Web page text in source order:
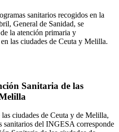
sanitarios recogidos en la
General de Sanidad, se
la atención primaria y
las ciudades de Ceuta y Melilla.
Sanitaria de las
ciudades de Ceuta y de Melilla,
sanitarios del INGESA corresponde